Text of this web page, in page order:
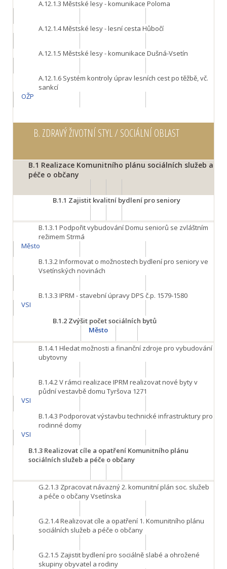
A.12.1.3 Městské lesy - komunikace Poloma
A.12.1.4Městské lesy - lesní cesta Hůbočí
A.12.1.5 Městské lesy - komunikace Dušná-Vsetín
A.12.1.6 Systém kontroly úprav lesních cest po těžbě, vč.
sankcí
OŽP
B. ZDRAVÝ ŽIVOTNÍ STYL / SOCIÁLNÍ OBLAST
B.1 Realizace Komunitního plánu sociálních služeb a
péče o občany
B.1.1 Zajistit kvalitní bydlení pro seniory
B.1.3.1 Podpořit vybudování Domu seniorů se zvláštním
režimem Strmá
Město
B.1.3.2Informovat o možnostech bydlení pro seniory ve
Vsetínských novinách
B.1.3.3 IPRM - stavební úpravy DPS č.p. 1579-1580
VSI
B.1.2 Zvýšit počet sociálních bytů
Město
B.1.4.1 Hledat možnosti a finanční zdroje pro vybudování
ubytovny
B.1.4.2V rámci realizace IPRM realizovat nové byty v
půdní vestavbě domu Tyršova 1271
VSI
B.1.4.3 Podporovat výstavbu technické infrastruktury pro
rodinné domy
VSI
B.1.3 Realizovat cíle a opatření Komunitního plánu
sociálních služeb a péče o občany
G.2.1.3 Zpracovat návazný 2. komunitní plán soc. služeb
a péče o občany Vsetínska
G.2.1.4Realizovat cíle a opatření 1. Komunitního plánu
sociálních služeb a péče o občany
G.2.1.5 Zajistit bydlení pro sociálně slabé a ohrožené
skupiny obyvatel a rodiny